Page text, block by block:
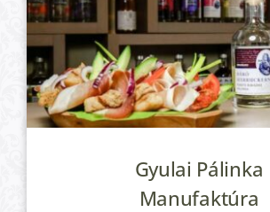
Gyulai Pálinka
Manufaktúra